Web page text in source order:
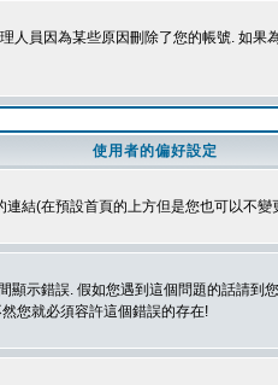
員因為某些原因刪除了您的帳號. 如
使用者的偏好設定
連結(在預設首頁的上方但是您也可以不
示錯誤. 假如您遇到這個問題的話請
您就必須容許這個錯誤的存在!